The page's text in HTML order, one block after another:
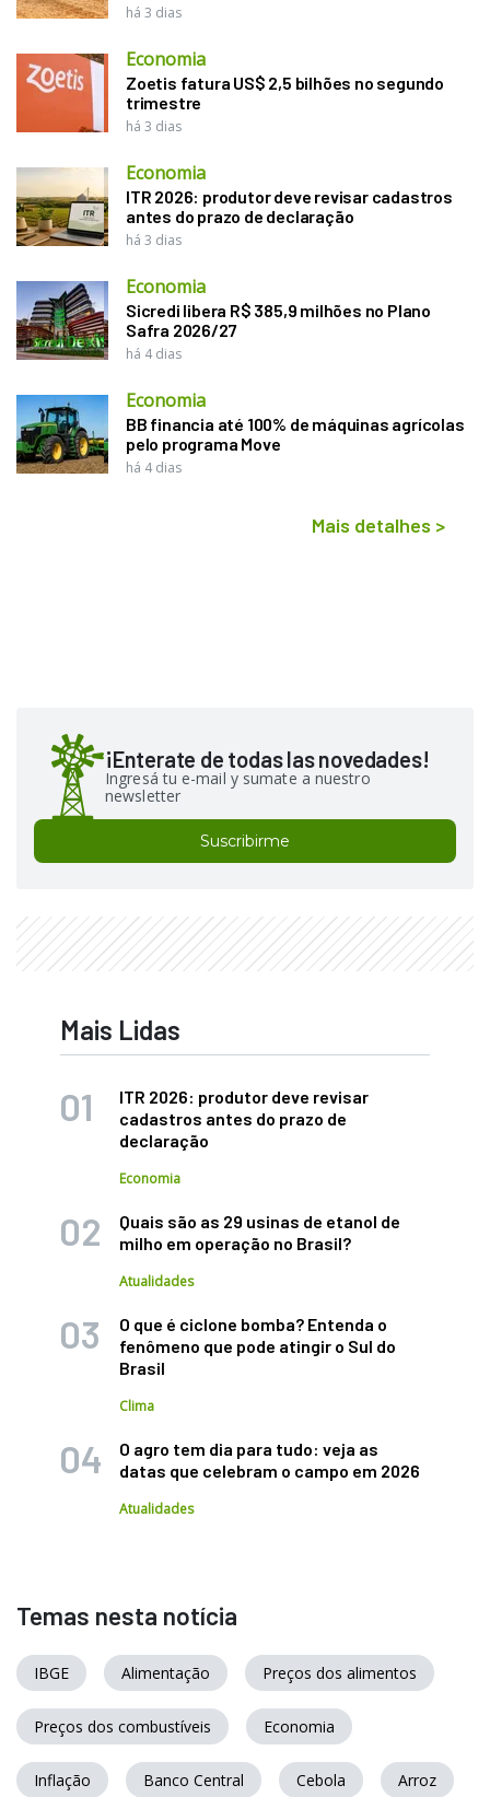
há 3 dias
Economia
Zoetis fatura US$ 2,5 bilhões no segundo
trimestre
há 3 dias
Economia
ITR 2026: produtor deve revisar cadastros
antes do prazo de declaração
há 3 dias
Economia
Sicredi libera R$ 385,9 milhões no Plano
Safra 2026/27
há 4 dias
Economia
BB financia até 100% de máquinas agrícolas
pelo programa Move
há 4 dias
Mais detalhes >
¡Enterate de todas las novedades!
Ingresá tu e-mail y sumate a nuestro
newsletter
Suscribirme
Mais Lidas
ITR 2026: produtor deve revisar
cadastros antes do prazo de
declaração
Economia
Quais são as 29 usinas de etanol de
milho em operação no Brasil?
Atualidades
O que é ciclone bomba? Entenda o
fenômeno que pode atingir o Sul do
Brasil
Clima
O agro tem dia para tudo: veja as
datas que celebram o campo em 2026
Atualidades
Temas nesta notícia
IBGE Alimentação Preços dos alimentos
Preços dos combustíveis Economia
Inflação Banco Central Cebola Arroz